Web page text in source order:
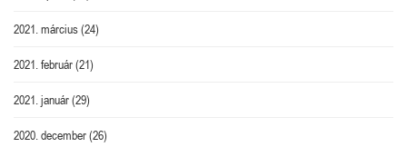
2021. március(24)
2021. február(21)
2021. január(29)
2020. december(26)